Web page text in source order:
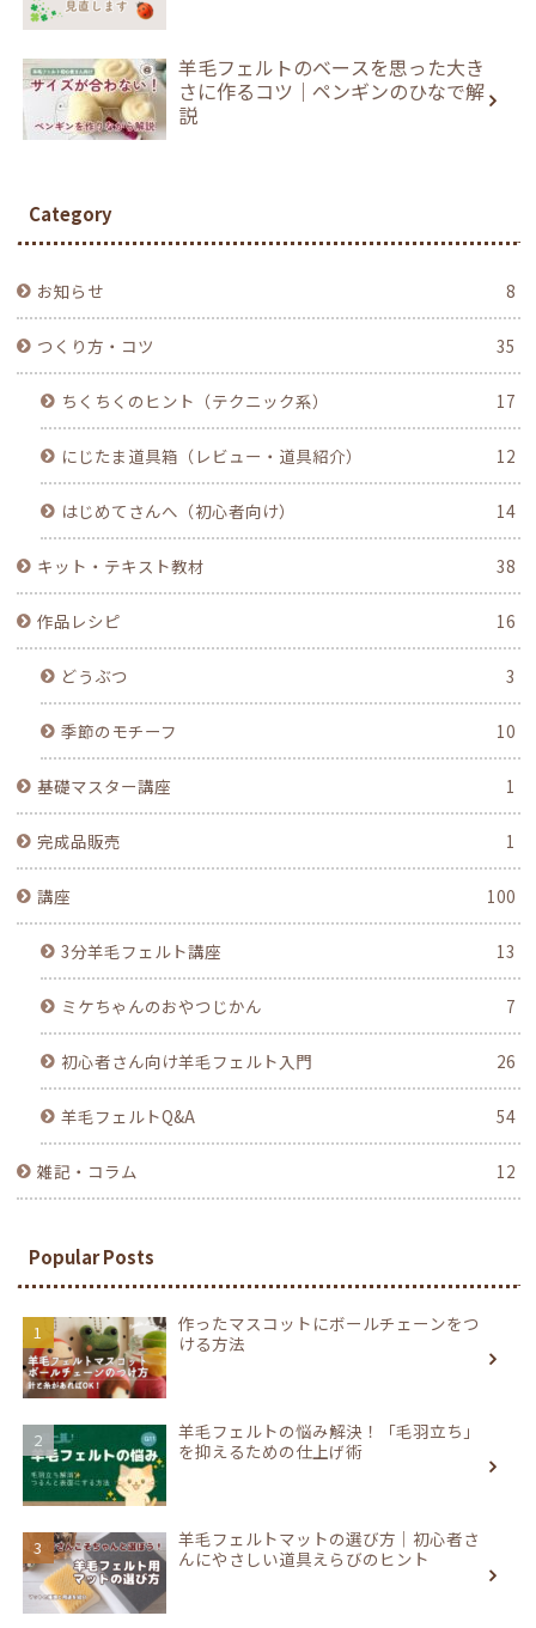
羊毛フェルトのベースを思った大き
さに作るコツ｜ペンギンのひなで解
説
Category
お知らせ 8
つくり方・コツ 35
ちくちくのヒント（テクニック系） 17
にじたま道具箱（レビュー・道具紹介） 12
はじめてさんへ（初心者向け） 14
キット・テキスト教材 38
作品レシピ 16
どうぶつ 3
季節のモチーフ 10
基礎マスター講座 1
完成品販売 1
講座 100
3分羊毛フェルト講座 13
ミケちゃんのおやつじかん 7
初心者さん向け羊毛フェルト入門 26
羊毛フェルトQ&A 54
雑記・コラム 12
Popular Posts
作ったマスコットにボールチェーンをつ
ける方法
羊毛フェルトの悩み解決！「毛羽立ち」
を抑えるための仕上げ術
羊毛フェルトマットの選び方｜初心者さ
んにやさしい道具えらびのヒント